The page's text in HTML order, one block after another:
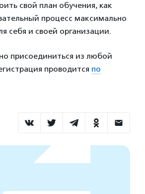
свой план обучения, как
процесс максимально
себя и своей организации.
присоединиться из любой
проводится по